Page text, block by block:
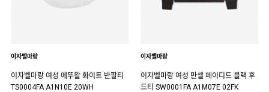
이자벨마랑
이자벨마랑 여성 에뚜왈 화이트 반팔티
TS0004FA A1N10E 20WH
이자벨마랑
이자벨마랑 여성 만셀 페이디드 블랙 후
드티 SW0001FA A1M07E 02FK